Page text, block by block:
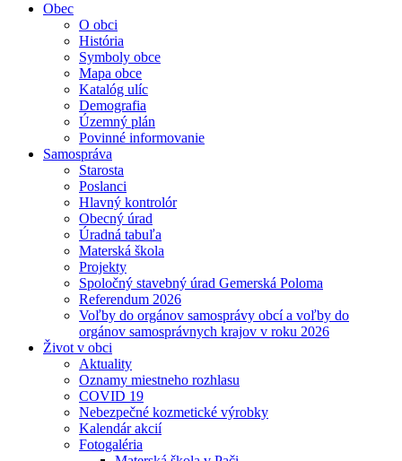
Obec
O obci
História
Symboly obce
Mapa obce
Katalóg ulíc
Demografia
Územný plán
Povinné informovanie
Samospráva
Starosta
Poslanci
Hlavný kontrolór
Obecný úrad
Úradná tabuľa
Materská škola
Projekty
Spoločný stavebný úrad Gemerská Poloma
Referendum 2026
Voľby do orgánov samosprávy obcí a voľby do
orgánov samosprávnych krajov v roku 2026
Život v obci
Aktuality
Oznamy miestneho rozhlasu
COVID 19
Nebezpečné kozmetické výrobky
Kalendár akcií
Fotogaléria